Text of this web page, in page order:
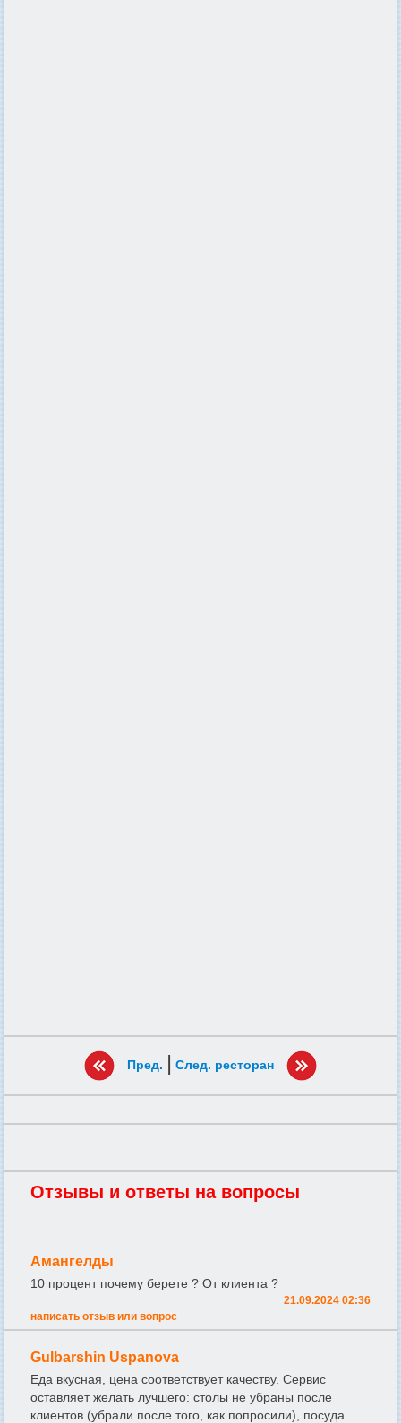
Пред. | След. ресторан
Отзывы и ответы на вопросы
Амангелды
10 процент почему берете ? От клиента ?
21.09.2024 02:36
написать отзыв или вопрос
Gulbarshin Uspanova
Еда вкусная, цена соответствует качеству. Сервис
оставляет желать лучшего: столы не убраны после
клиентов (убрали после того, как попросили), посуда